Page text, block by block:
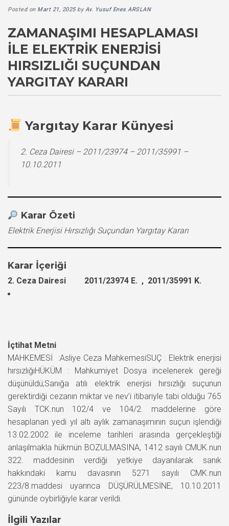
Posted on Mart 21, 2025byAv. Yusuf Enes ARSLAN
ZAMANAŞIMI HESAPLAMASI
İLE ELEKTRIK ENERJISI
HIRSIZLIĞI SUÇUNDAN
YARGITAY KARARI
Yargıtay Karar Künyesi
2. Ceza Dairesi – 2011/23974 – 2011/35991 –
10.10.2011
Karar Özeti
Elektrik Enerjisi Hırsızlığı Suçundan Yargıtay Kararı
Karar İçeriği
2. Ceza Dairesi 2011/23974 E. , 2011/35991 K.
İçtihat Metni
MAHKEMESİ :Asliye Ceza MahkemesiSUÇ : Elektrik enerjisi
hırsızlığıHÜKÜM : Mahkumiyet Dosya incelenerek gereği
düşünüldü;Sanığa atılı elektrik enerjisi hırsızlığı suçunun
gerektirdiği cezanın miktar ve nev’i itibariyle tabi olduğu 765
Sayılı TCK.nun 102/4 ve 104/2. maddelerine göre
hesaplanan yedi yıl altı aylık zamanaşımının suçun işlendiği
13.02.2002 ile inceleme tarihleri arasında gerçekleştiği
anlaşılmakla hükmün BOZULMASINA, 1412 sayılı CMUK.nun
322. maddesinin verdiği yetkiye dayanılarak sanık
hakkındaki kamu davasının 5271 sayılı CMK.nun
223/8.maddesi uyarınca DÜŞÜRÜLMESİNE, 10.10.2011
gününde oybirliğiyle karar verildi.
İlgili Yazılar